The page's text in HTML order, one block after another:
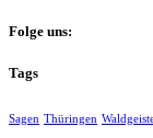
Folge uns:
Tags
Sagen Thüringen